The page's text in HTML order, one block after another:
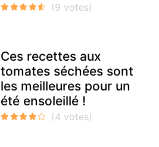
Ces recettes aux
tomates séchées sont
les meilleures pour un
été ensoleillé !